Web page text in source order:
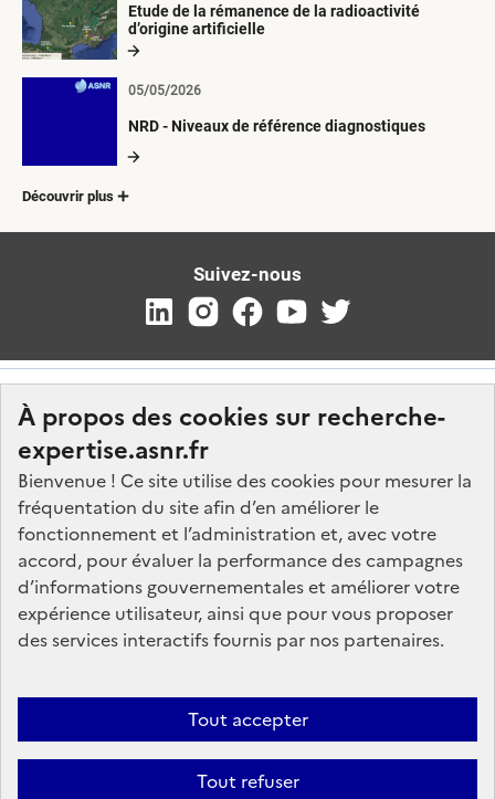
À propos des cookies sur recherche-
expertise.asnr.fr
Bienvenue ! Ce site utilise des cookies pour mesurer la
fréquentation du site afin d’en améliorer le
fonctionnement et l’administration et, avec votre
accord, pour évaluer la performance des campagnes
d’informations gouvernementales et améliorer votre
expérience utilisateur, ainsi que pour vous proposer
des services interactifs fournis par nos partenaires.
Tout accepter
Tout refuser
Etude de la rémanence de la radioactivité
d’origine artificielle
NRD - Niveaux de référence diagnostiques
05/05/2026
Découvrir plus
Suivez-nous
Nos marchés
Nos offres d'emploi
FAQ
Glossaire
Plan du site